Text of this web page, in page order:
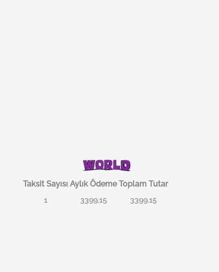
Taksit Sayısı Aylık Ödeme Toplam Tutar
1
3399.15 3399.15